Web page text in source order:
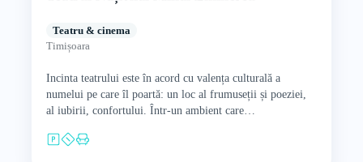
Teatru & cinema
Timișoara
Incinta teatrului este în acord cu valența culturală a
numelui pe care îl poartă: un loc al frumuseții și poeziei,
al iubirii, confortului. Într-un ambient care…